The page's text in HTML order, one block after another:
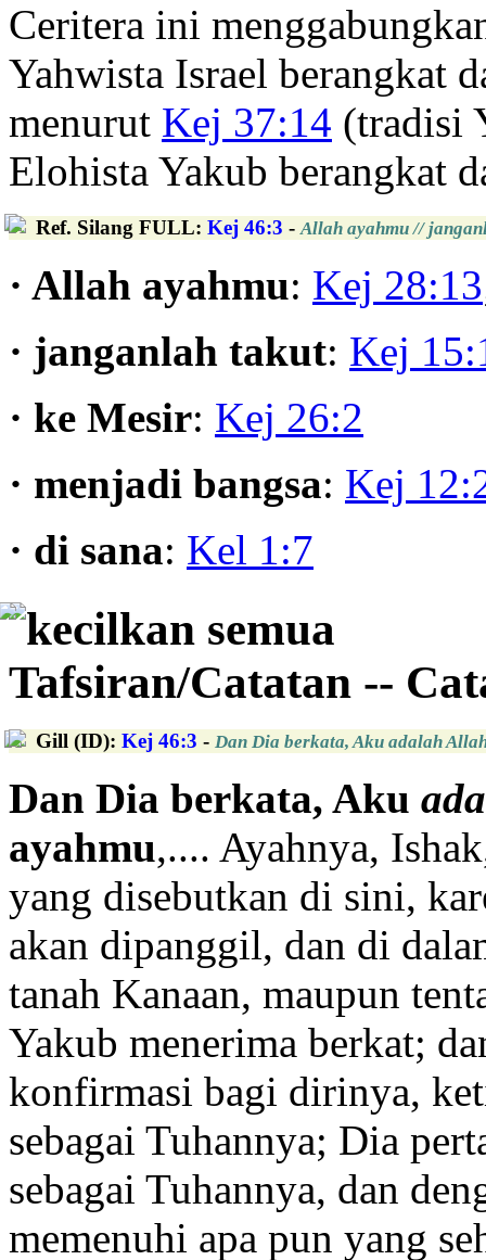
Ceritera ini
Yahwista Israel berangkat
menurut Kej 37:14 (tradisi
Elohista Yakub berangkat
Ref. Silang FULL: Kej 46:3 - Allah ayahmu //
· Allah ayahmu: Kej 28:13
· janganlah takut: Kej
· ke Mesir: Kej 26:2
· menjadi bangsa: Kej
· di sana: Kel 1:7
kecilkan semua
Tafsiran/Catatan --
Gill (ID): Kej 46:3 - Dan Dia berkata, Aku adalah
Dan Dia berkata, Aku
ayahmu,.... Ayahnya,
yang disebutkan di sini,
akan dipanggil, dan di
tanah Kanaan, maupun
Yakub menerima berkat;
konfirmasi bagi dirinya,
sebagai Tuhannya; Dia
sebagai Tuhannya, dan
memenuhi apa pun yang